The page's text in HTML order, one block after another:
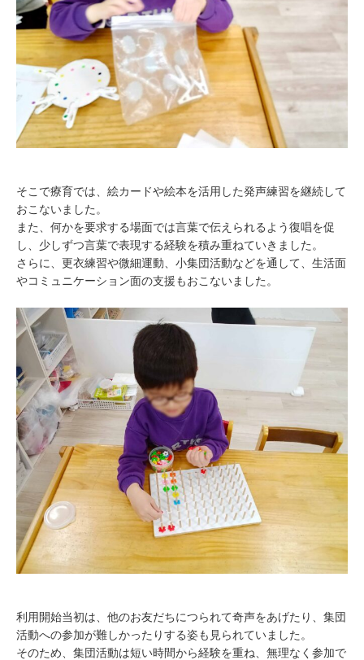
そこで療育では、絵カードや絵本を活用した発声練習を継続して
おこないました。
また、何かを要求する場面では言葉で伝えられるよう復唱を促
し、少しずつ言葉で表現する経験を積み重ねていきました。
さらに、更衣練習や微細運動、小集団活動などを通して、生活面
やコミュニケーション面の支援もおこないました。
利用開始当初は、他のお友だちにつられて奇声をあげたり、集団
活動への参加が難しかったりする姿も見られていました。
そのため、集団活動は短い時間から経験を重ね、無理なく参加で